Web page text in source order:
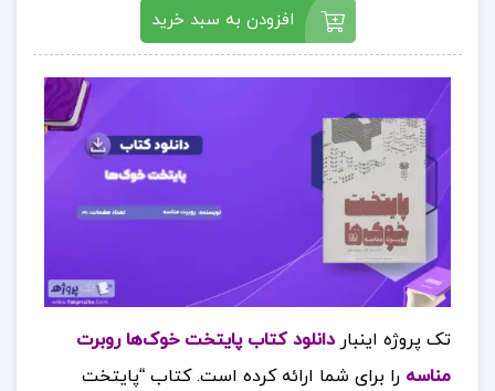
افزودن به سبد خرید
تک پروژه اینبار دانلود کتاب پایتخت خوک‌ها روبرت
مناسه را برای شما ارائه کرده است.کتاب “پایتخت